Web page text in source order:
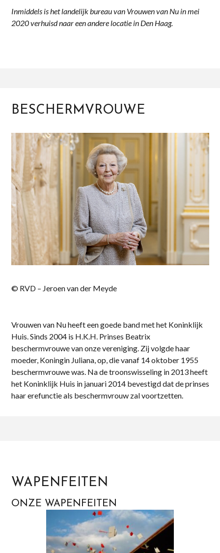
Inmiddels is het landelijk bureau van Vrouwen van Nu in mei
2020 verhuisd naar een andere locatie in Den Haag.
BESCHERMVROUWE
© RVD – Jeroen van der Meyde
Vrouwen van Nu heeft een goede band met het Koninklijk
Huis. Sinds 2004 is H.K.H. Prinses Beatrix
beschermvrouwe van onze vereniging. Zij volgde haar
moeder, Koningin Juliana, op, die vanaf 14 oktober 1955
beschermvrouwe was. Na de troonswisseling in 2013 heeft
het Koninklijk Huis in januari 2014 bevestigd dat de prinses
haar erefunctie als beschermvrouw zal voortzetten.
WAPENFEITEN
ONZE WAPENFEITEN